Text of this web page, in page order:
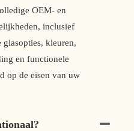
OEM- en
inclusief
kleuren,
en functionele
op de eisen van uw